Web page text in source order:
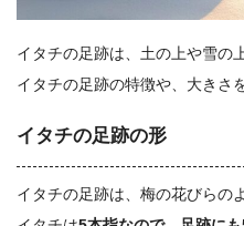
イタチの足跡は、土の上や雪の
イタチの足跡の特徴や、大きさ
イタチの足跡の形
イタチの足跡は、梅の花びらの